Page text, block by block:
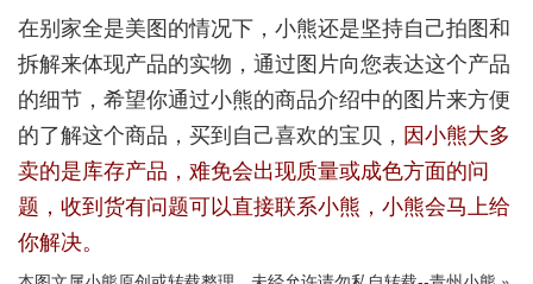
在别家全是美图的情况下，小熊还是坚持自己拍图和
拆解来体现产品的实物，通过图片向您表达这个产品
的细节，希望你通过小熊的商品介绍中的图片来方便
的了解这个商品，买到自己喜欢的宝贝， 因小熊大多
卖的是库存产品，难免会出现质量或成色方面的问
题，收到货有问题可以直接联系小熊，小熊会马上给
你解决。